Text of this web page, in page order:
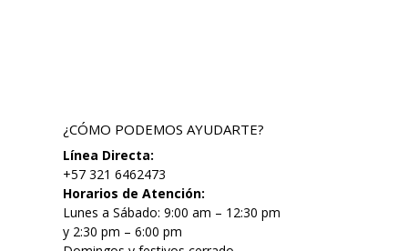
¿CÓMO PODEMOS AYUDARTE?
Línea Directa:
+57 321 6462473
Horarios de Atención:
Lunes a Sábado: 9:00 am – 12:30 pm
y 2:30 pm – 6:00 pm